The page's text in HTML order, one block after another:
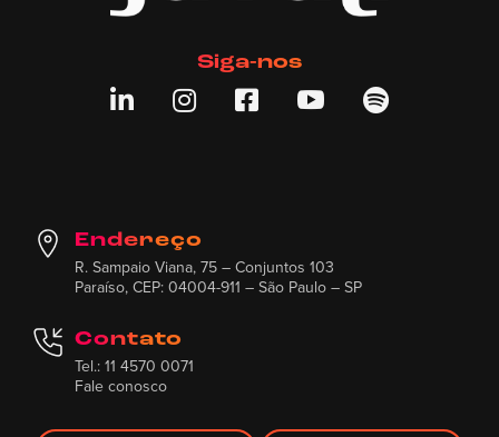
Siga-nos
    
Endereço
R. Sampaio Viana, 75 – Conjuntos 103
Paraíso, CEP: 04004-911 – São Paulo – SP
Contato
Tel.: 11 4570 0071
Fale conosco